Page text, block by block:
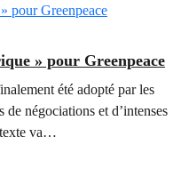
» pour Greenpeace
été adopté par les
négociations et d’intenses
va…